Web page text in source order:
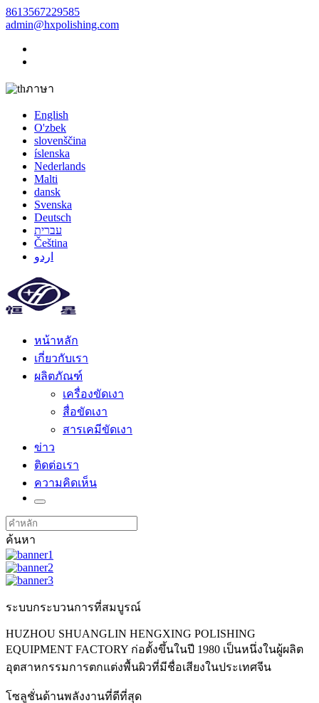
8613567229585
admin@hxpolishing.com
ภาษา
English
O'zbek
slovenščina
íslenska
Nederlands
Malti
dansk
Svenska
Deutsch
עברית
Čeština
اردو
หน้าหลัก
เกี่ยวกับเรา
ผลิตภัณฑ์
เครื่องขัดเงา
สื่อขัดเงา
สารเคมีขัดเงา
ข่าว
ติดต่อเรา
ความคิดเห็น
ค้นหา
ระบบกระบวนการที่สมบูรณ์
HUZHOU SHUANGLIN HENGXING POLISHING
EQUIPMENT FACTORY ก่อตั้งขึ้นในปี 1980 เป็นหนึ่งในผู้ผลิต
อุตสาหกรรมการตกแต่งพื้นผิวที่มีชื่อเสียงในประเทศจีน
โซลูชั่นด้านพลังงานที่ดีที่สุด